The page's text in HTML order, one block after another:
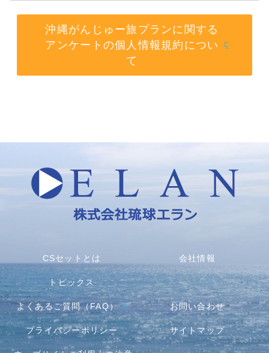
沖縄がんじゅー旅プランに関する
アンケートの個人情報規約につい
て
CSセットとは 会社情報
トピックス
よくあるご質問（FAQ） お問い合わせ
プライバシーポリシー サイトマップ